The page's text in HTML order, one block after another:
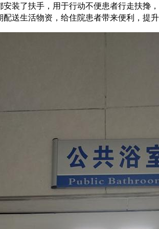
安装了扶手，用于行动不便患者行走扶搀
配送生活物资，给住院患者带来便利，提